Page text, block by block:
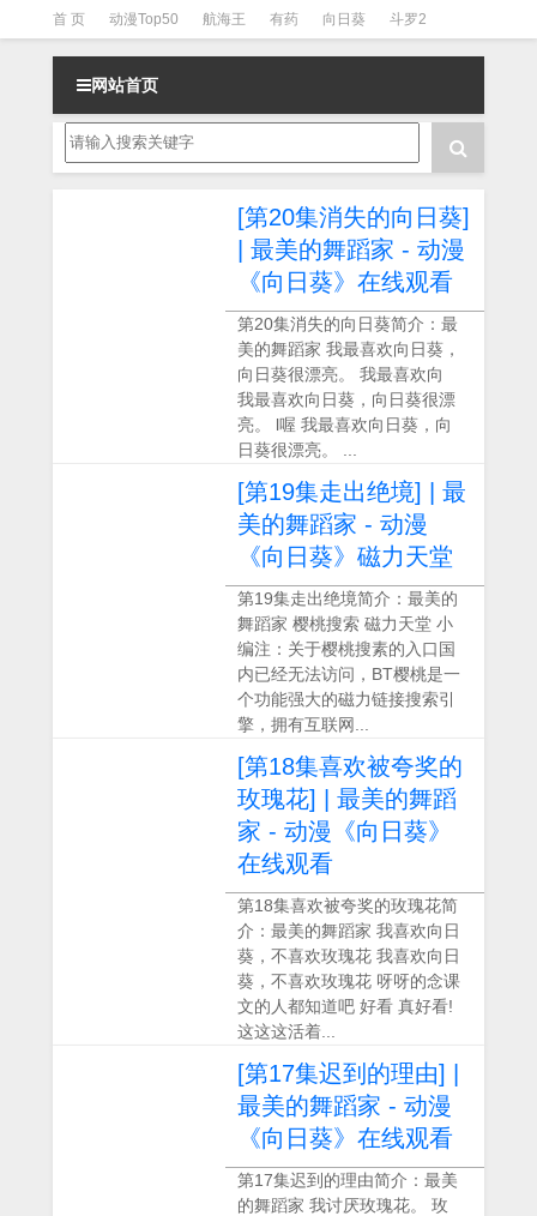
首 页 动漫Top50 航海王 有药 向日葵 斗罗2
斗罗3 火影 一拳超人 柯南 阴阳师 节目清单
网站首页
[第20集消失的向日葵]
| 最美的舞蹈家 - 动漫
《向日葵》在线观看
第20集消失的向日葵简介：最
美的舞蹈家 我最喜欢向日葵，
向日葵很漂亮。 我最喜欢向
我最喜欢向日葵，向日葵很漂
亮。 l喔 我最喜欢向日葵，向
日葵很漂亮。 ...
[第19集走出绝境] | 最
美的舞蹈家 - 动漫
《向日葵》磁力天堂
第19集走出绝境简介：最美的
舞蹈家 樱桃搜索 磁力天堂 小
编注：关于樱桃搜素的入口国
内已经无法访问，BT樱桃是一
个功能强大的磁力链接搜索引
擎，拥有互联网...
[第18集喜欢被夸奖的
玫瑰花] | 最美的舞蹈
家 - 动漫《向日葵》
在线观看
第18集喜欢被夸奖的玫瑰花简
介：最美的舞蹈家 我喜欢向日
葵，不喜欢玫瑰花 我喜欢向日
葵，不喜欢玫瑰花 呀呀的念课
文的人都知道吧 好看 真好看!
这这这活着...
[第17集迟到的理由] |
最美的舞蹈家 - 动漫
《向日葵》在线观看
第17集迟到的理由简介：最美
的舞蹈家 我讨厌玫瑰花。 玫